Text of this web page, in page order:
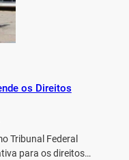
os Direitos
Tribunal Federal
para os direitos…